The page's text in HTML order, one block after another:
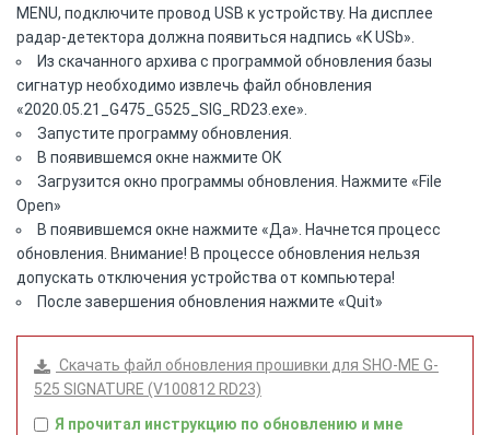
MENU, подключите провод USB к устройству. На дисплее
радар-детектора должна появиться надпись «K USb».
Из скачанного архива с программой обновления базы
сигнатур необходимо извлечь файл обновления
«2020.05.21_G475_G525_SIG_RD23.exe».
Запустите программу обновления.
В появившемся окне нажмите ОК
Загрузится окно программы обновления. Нажмите «File
Open»
В появившемся окне нажмите «Да». Начнется процесс
обновления. Внимание! В процессе обновления нельзя
допускать отключения устройства от компьютера!
После завершения обновления нажмите «Quit»
Скачать файл обновления прошивки для SHO-ME G-
525 SIGNATURE (V100812 RD23)
Я прочитал инструкцию по обновлению и мне